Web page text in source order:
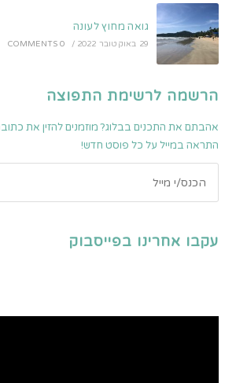
גואה מחוץ לעונה
29 באוקטובר 2022 /
0 COMMENTS
הרשמה לרשימת התפוצה
אהבתם את התכנים בבלוג? מוזמנים להזין את
התראה במייל על כל פוסט חדש!
עקבו אחרינו בפייסבוק